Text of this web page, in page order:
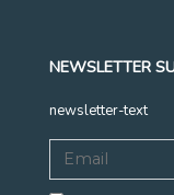
NEWSLETTER
newsletter-text